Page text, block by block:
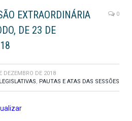
EXTRAORDINÁRIA
DE 23 DE
0
DEZEMBRO DE 2018
, PAUTAS E ATAS DAS SESSÕES